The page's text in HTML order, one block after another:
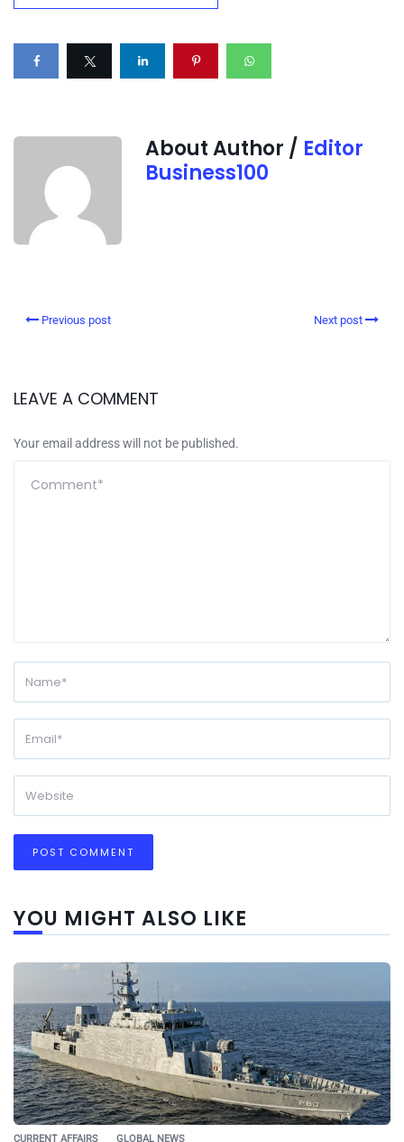
About Author / Editor
Business100
Previous post Next post
LEAVE A COMMENT
Your email address will not be published.
YOU MIGHT ALSO LIKE
CURRENT AFFAIRS GLOBAL NEWS